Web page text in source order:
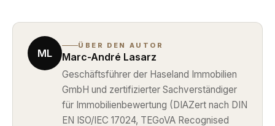
ML
ÜBER DEN AUTOR
Marc-André Lasarz
Geschäftsführer der Haseland Immobilien
GmbH und zertifizierter Sachverständiger
für Immobilienbewertung (DIAZert nach DIN
EN ISO/IEC 17024, TEGoVA Recognised